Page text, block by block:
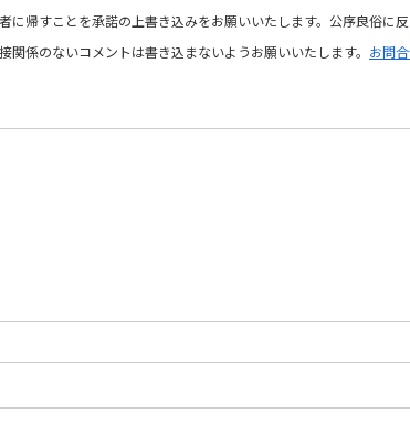
に帰すことを承諾の上書き込みをお願いいたします。公序良俗に
係のないコメントは書き込まないようお願いいたします。 お問